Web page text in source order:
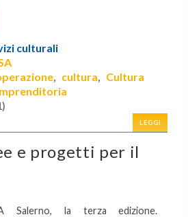
culturali
, cultura, Cultura
LEGGI
e progetti per il
Salerno, la terza edizione.